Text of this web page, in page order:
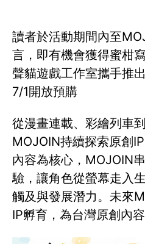
讀者於活動期間內至
言，即有機會獲得蜜柑
聲貓遊戲工作室攜手推
7/1開放預購
從漫畫連載、彩繪列車
MOJOIN持續探索原創
內容為核心，MOJOIN
驗，讓角色從螢幕走入
觸及與發展潛力。未來
IP孵育，為台灣原創內